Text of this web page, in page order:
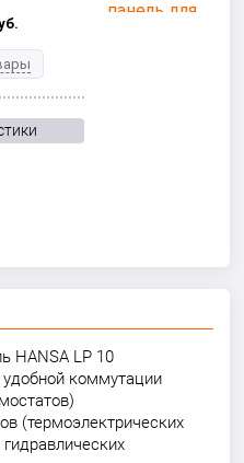
HANSA LP 10
удобной коммутации
(термоэлектрических